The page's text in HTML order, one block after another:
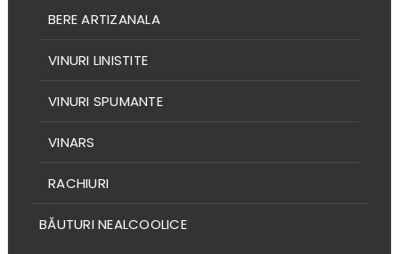
BERE ARTIZANALA
VINURI LINISTITE
VINURI SPUMANTE
VINARS
RACHIURI
BĂUTURI NEALCOOLICE